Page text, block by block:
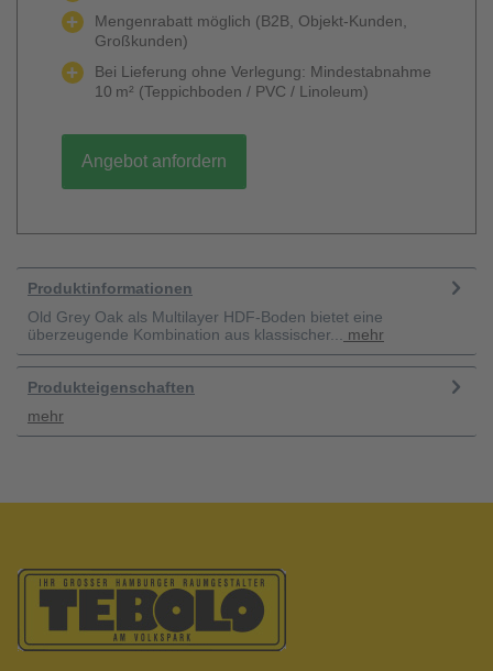
Mengenrabatt möglich (B2B, Objekt-Kunden,
Großkunden)
Bei Lieferung ohne Verlegung: Mindestabnahme
10 m² (Teppichboden / PVC / Linoleum)
Angebot anfordern
Produktinformationen
Old Grey Oak als Multilayer HDF-Boden bietet eine
überzeugende Kombination aus klassischer...
mehr
Produkteigenschaften
mehr